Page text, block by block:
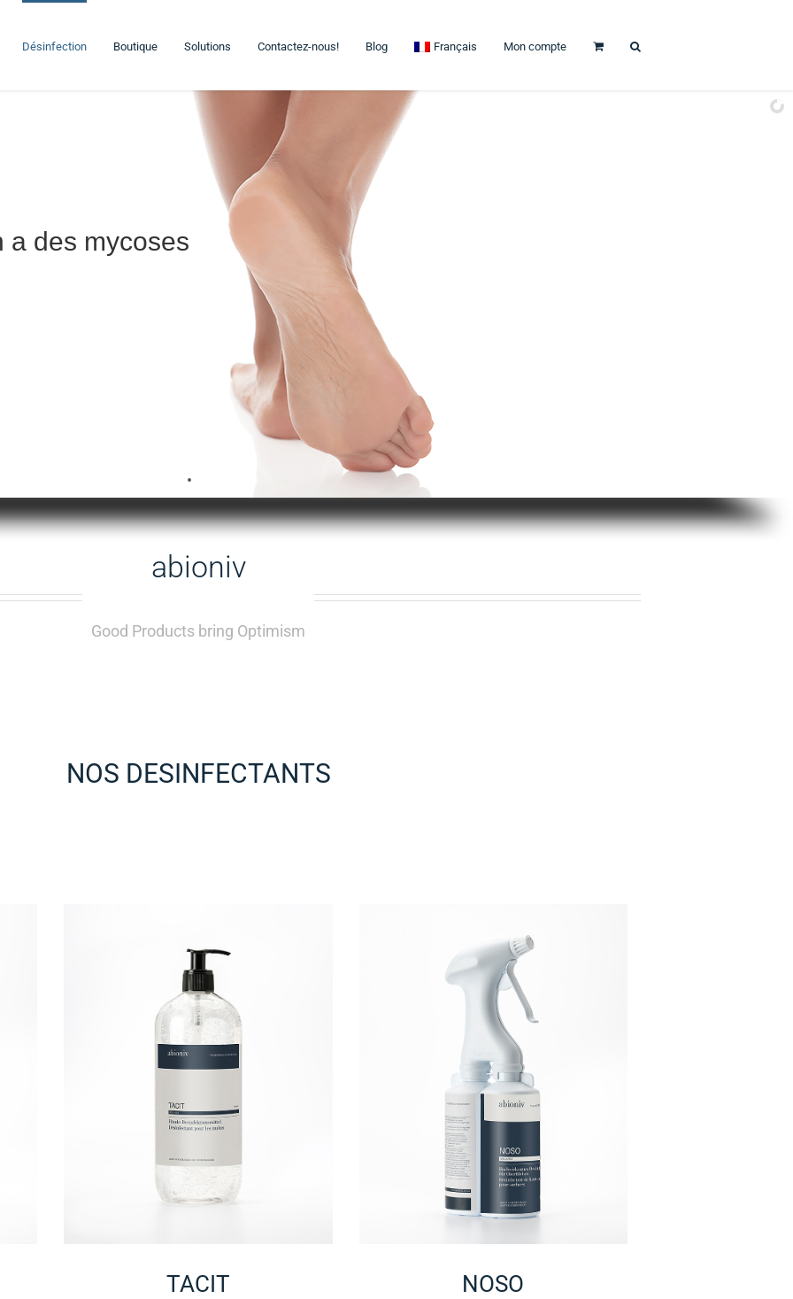
Désinfection Boutique Solutions Contactez-nous! Blog Français Mon compte
a des mycoses
abioniv
Good Products bring Optimism
NOS DESINFECTANTS
TACIT NOSO